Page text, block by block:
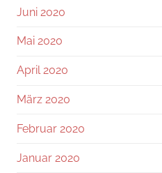
Juni 2020
Mai 2020
April 2020
März 2020
Februar 2020
Januar 2020